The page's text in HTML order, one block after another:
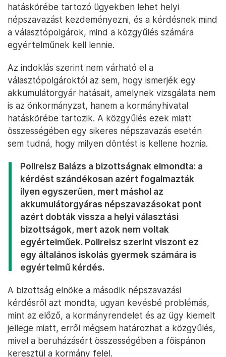
hatáskörébe tartozó ügyekben lehet helyi
népszavazást kezdeményezni, és a kérdésnek mind
a választópolgárok, mind a közgyűlés számára
egyértelműnek kell lennie.
Az indoklás szerint nem várható el a
választópolgároktól az sem, hogy ismerjék egy
akkumulátorgyár hatásait, amelynek vizsgálata nem
is az önkormányzat, hanem a kormányhivatal
hatáskörébe tartozik. A közgyűlés ezek miatt
összességében egy sikeres népszavazás esetén
sem tudná, hogy milyen döntést is kellene hoznia.
Pollreisz Balázs a bizottságnak elmondta: a
kérdést szándékosan azért fogalmazták
ilyen egyszerűen, mert máshol az
akkumulátorgyáras népszavazásokat pont
azért dobták vissza a helyi választási
bizottságok, mert azok nem voltak
egyértelműek. Pollreisz szerint viszont ez
egy általános iskolás gyermek számára is
egyértelmű kérdés.
A bizottság elnöke a második népszavazási
kérdésről azt mondta, ugyan kevésbé problémás,
mint az előző, a kormányrendelet és az ügy kiemelt
jellege miatt, erről mégsem határozhat a közgyűlés,
mivel a beruházásért összességében a főispánon
keresztül a kormány felel.